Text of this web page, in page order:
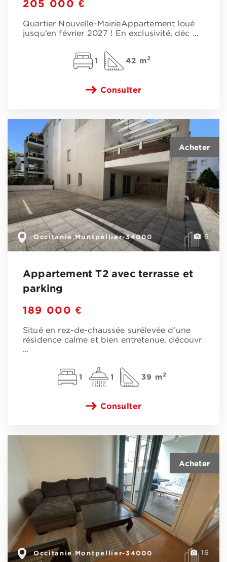
205 000 €
Quartier Nouvelle-MairieAppartement loué
jusqu’en février 2027 ! En exclusivité, déc …
1 42 m2
Consulter
6
Occitanie,Montpellier-34000
Appartement T2 avec terrasse et
parking
189 000 €
Situé en rez-de-chaussée surélevée d’une
résidence calme et bien entretenue, découvr
…
1 1 39 m2
Consulter
16
Occitanie , Montpellier-34000